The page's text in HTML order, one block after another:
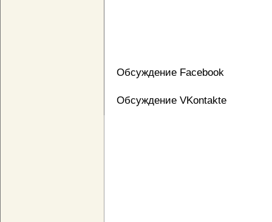
Обсуждение Facebook
Обсуждение VKontakte